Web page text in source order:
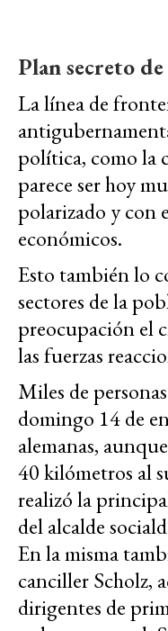
Plan secreto
La línea de
política, como la
parece ser hoy
polarizado y con
económicos.
Esto también lo
sectores de la
preocupación el
las fuerzas
Miles de
domingo 14 de
alemanas,
40 kilómetros al
realizó la
del alcalde
En la misma
canciller Scholz,
dirigentes de